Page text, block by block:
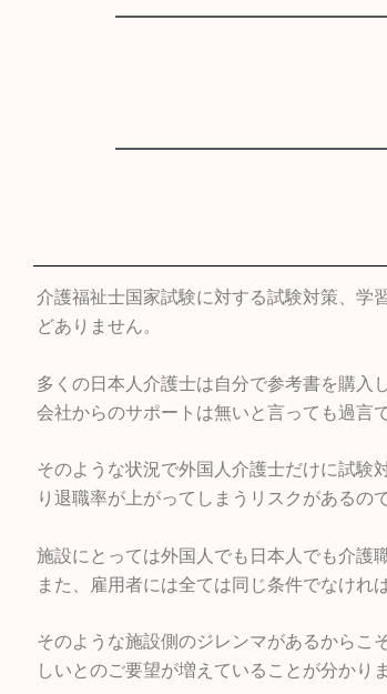
介護福祉士国家試験に対する試験対策、学
どありません。
多くの日本人介護士は自分で参考書を購入
会社からのサポートは無いと言っても過言
そのような状況で外国人介護士だけに試験
り退職率が上がってしまうリスクがあるので
施設にとっては外国人でも日本人でも介護
また、雇用者には全ては同じ条件でなけれ
そのような施設側のジレンマがあるからこ
しいとのご要望が増えていることが分かり